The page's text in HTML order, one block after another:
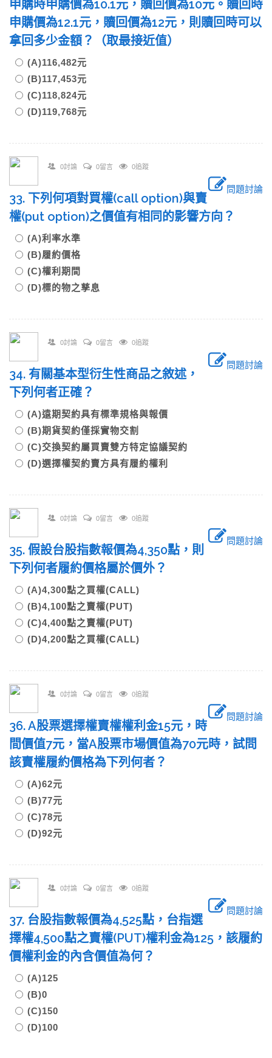
申購時申購價為10.1元，贖回價為10元。贖回時
申購價為12.1元，贖回價為12元，則贖回時可以
拿回多少金額？（取最接近值）
(A)116,482元
(B)117,453元
(C)118,824元
(D)119,768元
0討論 0留言 0追蹤
問題討論
33. 下列何項對買權(call option)與賣
權(put option)之價值有相同的影響方向？
(A)利率水準
(B)履約價格
(C)權利期間
(D)標的物之孳息
0討論 0留言 0追蹤
問題討論
34. 有關基本型衍生性商品之敘述，
下列何者正確？
(A)遠期契約具有標準規格與報價
(B)期貨契約僅採實物交割
(C)交換契約屬買賣雙方特定協議契約
(D)選擇權契約賣方具有履約權利
0討論 0留言 0追蹤
問題討論
35. 假設台股指數報價為4,350點，則
下列何者履約價格屬於價外？
(A)4,300點之買權(CALL)
(B)4,100點之賣權(PUT)
(C)4,400點之賣權(PUT)
(D)4,200點之買權(CALL)
0討論 0留言 0追蹤
問題討論
36. A股票選擇權賣權權利金15元，時
間價值7元，當A股票市場價值為70元時，試問
該賣權履約價格為下列何者？
(A)62元
(B)77元
(C)78元
(D)92元
0討論 0留言 0追蹤
問題討論
37. 台股指數報價為4,525點，台指選
擇權4,500點之賣權(PUT)權利金為125，該履約
價權利金的內含價值為何？
(A)125
(B)0
(C)150
(D)100